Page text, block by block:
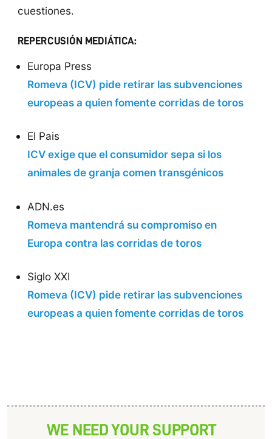
cuestiones.
REPERCUSIÓN MEDIÁTICA:
Europa Press
Romeva (ICV) pide retirar las subvenciones
europeas a quien fomente corridas de toros
El Pais
ICV exige que el consumidor sepa si los
animales de granja comen transgénicos
ADN.es
Romeva mantendrá su compromiso en
Europa contra las corridas de toros
Siglo XXI
Romeva (ICV) pide retirar las subvenciones
europeas a quien fomente corridas de toros
WE NEED YOUR SUPPORT